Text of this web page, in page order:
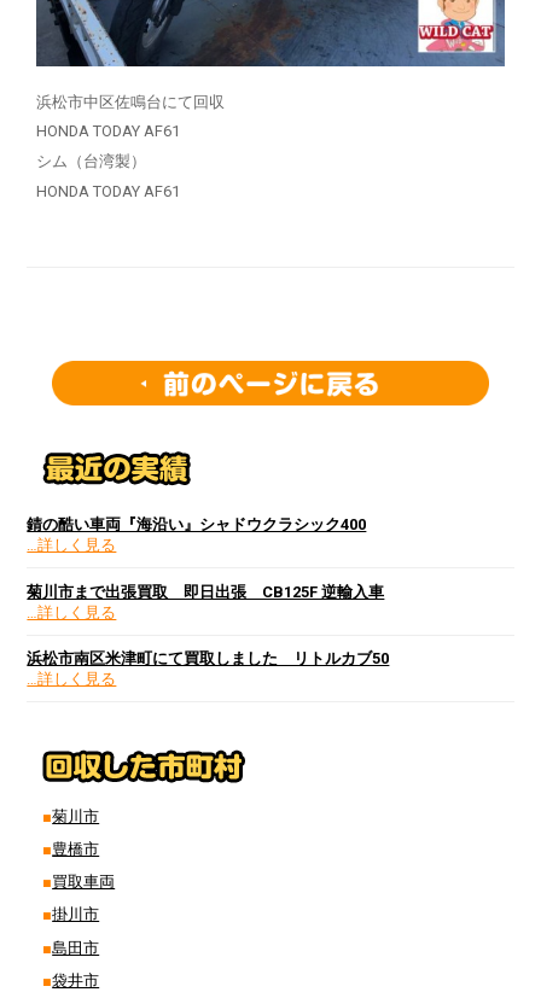
浜松市中区佐鳴台にて回収
HONDA TODAY AF61
シム（台湾製）
HONDA TODAY AF61
錆の酷い車両『海沿い』シャドウクラシック400
…詳しく見る
菊川市まで出張買取 即日出張 CB125F 逆輸入車
…詳しく見る
浜松市南区米津町にて買取しました リトルカブ50
…詳しく見る
菊川市
豊橋市
買取車両
掛川市
島田市
袋井市